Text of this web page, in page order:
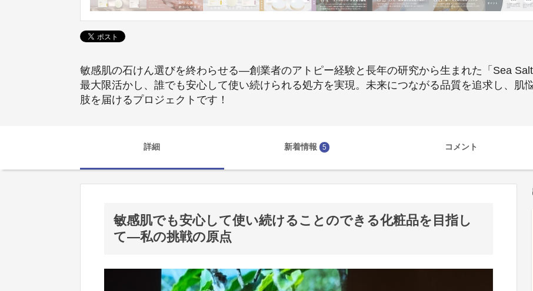
敏感肌の石けん選びを終わらせる―創業者のアトピー経験と長年の研究から生まれた「Sea
最大限活かし、誰でも安心して使い続けられる処方を実現。未来につながる品質を追求し、肌
肢を届けるプロジェクトです！
詳細 新着情報 5 コメント
敏感肌でも安心して使い続けることのできる化粧品を目指し
て―私の挑戦の原点